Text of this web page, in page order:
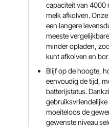
capaciteit van 4000
melk afkolven.
een langere
meeste
minder opladen,
kunt afkolven en
Blijf op de hoogte,
eenvoudig de tijd,
batterijstatus.
moeiteloos de
gewenste niveau